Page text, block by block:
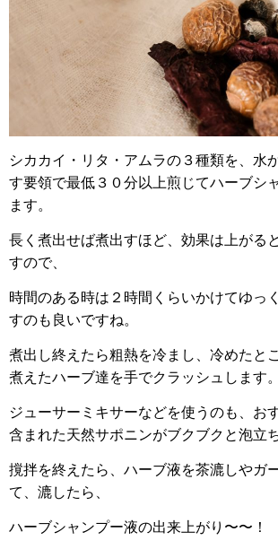
シカカイ・リタ・アムラの３種類を、水
す要領で最低３０分以上煎じてハーブシ
ます。
長く煮出せば煮出すほど、効果は上がる
すので、
時間のある時は２時間くらいかけてゆっ
すのも良いですね。
煮出し終えたら粗熱を冷まし、冷めたと
煮えたハーブ達を手でクラッシュします。
ジューサーミキサーなどを使うのも、お
含まれた天然サポニンがブクブクと泡立
撹拌を終えたら、ハーブ液を茶漉しやガ
て、漉したら、
ハーブシャンプー液の出来上がり〜〜！